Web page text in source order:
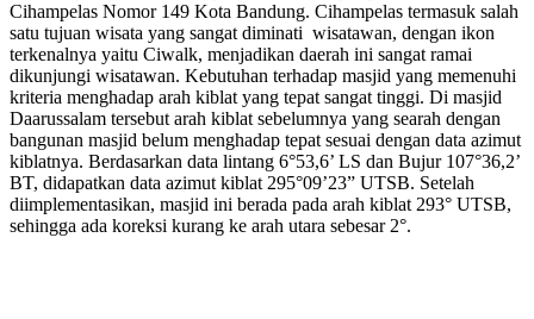
Cihampelas Nomor 149 Kota Bandung. Cihampelas termasuk salah
satu tujuan wisata yang sangat diminati wisatawan, dengan ikon
terkenalnya yaitu Ciwalk, menjadikan daerah ini sangat ramai
dikunjungi wisatawan. Kebutuhan terhadap masjid yang memenuhi
kriteria menghadap arah kiblat yang tepat sangat tinggi. Di masjid
Daarussalam tersebut arah kiblat sebelumnya yang searah dengan
bangunan masjid belum menghadap tepat sesuai dengan data azimut
kiblatnya. Berdasarkan data lintang 6°53,6’ LS dan Bujur 107°36,2’
BT, didapatkan data azimut kiblat 295°09’23” UTSB. Setelah
diimplementasikan, masjid ini berada pada arah kiblat 293° UTSB,
sehingga ada koreksi kurang ke arah utara sebesar 2°.